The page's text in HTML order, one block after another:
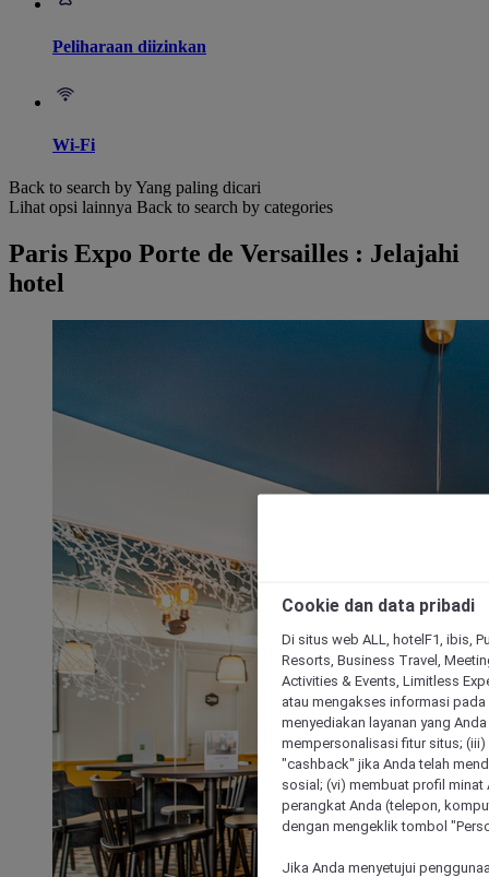
Peliharaan diizinkan
Wi-Fi
Back to search by Yang paling dicari
Lihat opsi lainnya Back to search by categories
Paris Expo Porte de Versailles : Jelajahi
hotel
Cookie dan data pribadi
Di situs web ALL, hotelF1, ibis,
Resorts, Business Travel,
Activities & Events, Limitless
atau mengakses informasi
menyediakan layanan yang
mempersonalisasi fitur situs;
"cashback" jika Anda telah
sosial; (vi) membuat profil
perangkat Anda (telepon,
dengan mengeklik tombol
Jika Anda menyetujui